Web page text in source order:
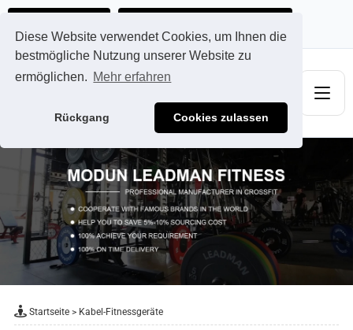
Diese Website verwendet Cookies, um Ihnen die
bestmögliche Nutzung unserer Website zu
ermöglichen. Mehr erfahren
Rückgang Cookies zulassen
Startseite> Kabel-Fitnessgeräte